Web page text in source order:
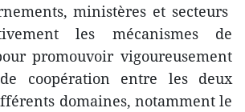
ministères et secteurs
les mécanismes de
promouvoir vigoureusement
coopération entre les deux
domaines, notamment le